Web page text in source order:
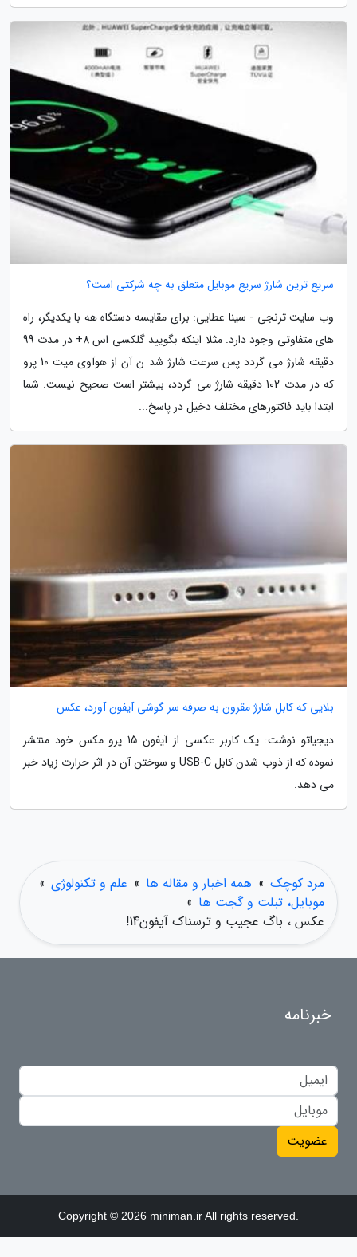
سریع ترین شارژ سریع موبایل متعلق به چه شرکتی است؟
وب سایت ترنجی - سینا عطایی: برای مقایسه دستگاه هه با یکدیگر، راه
های متفاوتی وجود دارد. مثلا اینکه بگویید گلکسی اس 8+ در مدت 99
دقیقه شارژ می گردد پس سرعت شارژ شد ن آن از هوآوی میت 10 پرو
که در مدت 102 دقیقه شارژ می گردد، بیشتر است صحیح نیست. شما
ابتدا باید فاکتورهای مختلف دخیل در پاسخ...
بلایی که کابل شارژ مقرون به صرفه سر گوشی آیفون آورد، عکس
دیجیاتو نوشت: یک کاربر عکسی از آیفون 15 پرو مکس خود منتشر
نموده که از ذوب شدن کابل USB-C و سوختن آن در اثر حرارت زیاد خبر
می دهد.
مرد کوچک » همه اخبار و مقاله ها » علم و تکنولوژی »
موبایل، تبلت و گجت ها »
عکس ، باگ عجیب و ترسناک آیفون14!
خبرنامه
عضویت
Copyright © 2026 miniman.ir All rights reserved.